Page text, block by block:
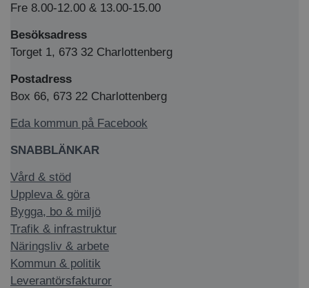
Fre 8.00-12.00 & 13.00-15.00
Besöksadress
Torget 1, 673 32 Charlottenberg
Postadress
Box 66, 673 22 Charlottenberg
Eda kommun på Facebook
SNABBLÄNKAR
Vård & stöd
Uppleva & göra
Bygga, bo & miljö
Trafik & infrastruktur
Näringsliv & arbete
Kommun & politik
Leverantörsfakturor